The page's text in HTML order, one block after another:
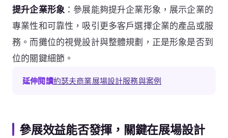
提升企業形象 ：參展能夠提升企業形象，展示企業的
專業性和可靠性，吸引更多客戶選擇企業的產品或服
務。而攤位的視覺設計與整體規劃，正是形象是否到
位的關鍵細節。
延伸閱讀約瑟夫商業展場設計服務與案例
參展效益能否發揮，關鍵在展場設計